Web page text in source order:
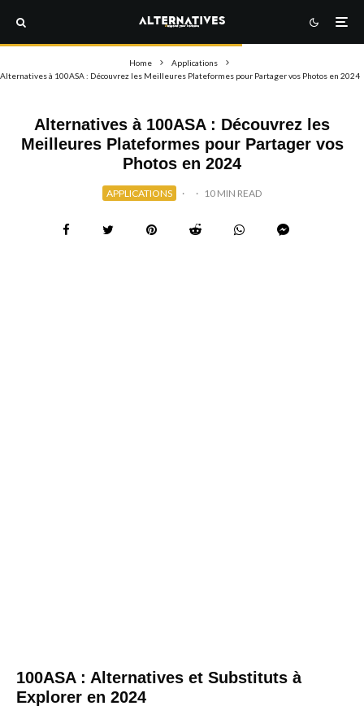
Home
Applications
Alternatives à 100ASA : Découvrez les Meilleures Plateformes pour Partager vos Photos en 2024
Alternatives à 100ASA : Découvrez les
Meilleures Plateformes pour Partager vos
Photos en 2024
APPLICATIONS · · 10 MIN READ
100ASA : Alternatives et Substituts à
Explorer en 2024